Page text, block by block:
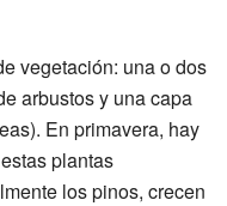
vegetación: una o dos
arbustos y una capa
En primavera, hay
plantas
los pinos, crecen